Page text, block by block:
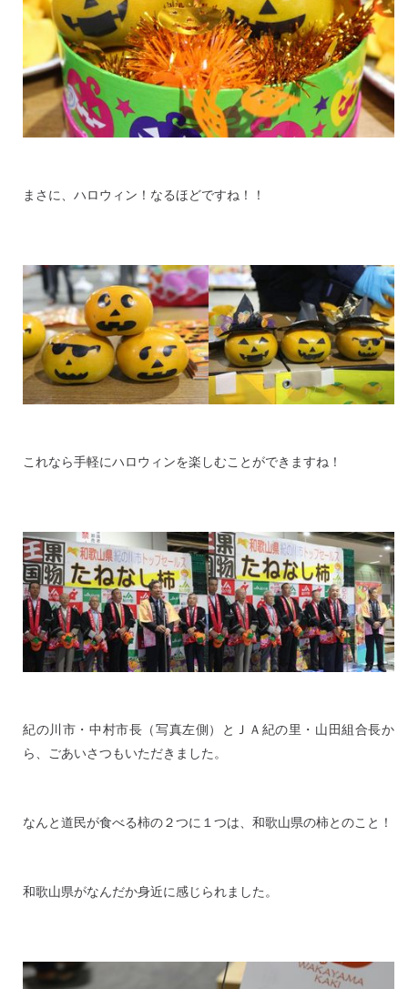
まさに、ハロウィン！なるほどですね！！
これなら手軽にハロウィンを楽しむことができますね！
紀の川市・中村市長（写真左側）とＪＡ紀の里・山田組合長か
ら、ごあいさつもいただきました。
なんと道民が食べる柿の２つに１つは、和歌山県の柿とのこと！
和歌山県がなんだか身近に感じられました。